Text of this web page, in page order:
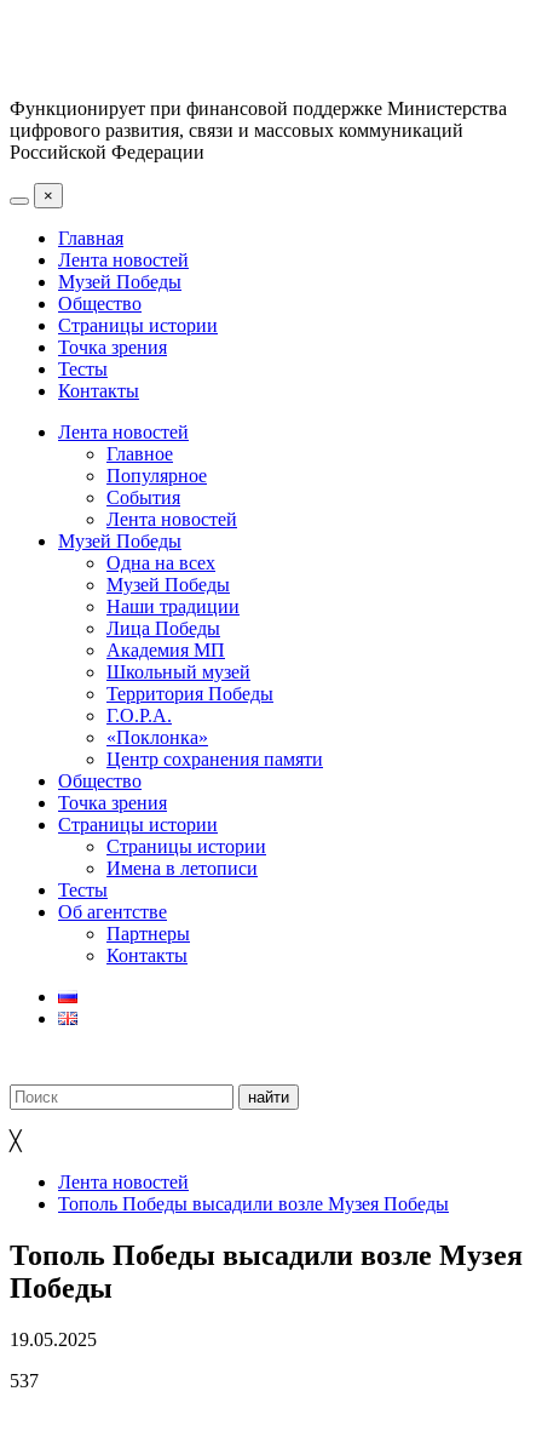
Функционирует при финансовой поддержке Министерства
цифрового развития, связи и массовых коммуникаций
Российской Федерации
×
Главная
Лента новостей
Музей Победы
Общество
Страницы истории
Точка зрения
Тесты
Контакты
Лента новостей
Главное
Популярное
События
Лента новостей
Музей Победы
Одна на всех
Музей Победы
Наши традиции
Лица Победы
Академия МП
Школьный музей
Территория Победы
Г.О.Р.А.
«Поклонка»
Центр сохранения памяти
Общество
Точка зрения
Страницы истории
Страницы истории
Имена в летописи
Тесты
Об агентстве
Партнеры
Контакты
╳
Лента новостей
Тополь Победы высадили возле Музея Победы
Тополь Победы высадили возле Музея
Победы
19.05.2025
537